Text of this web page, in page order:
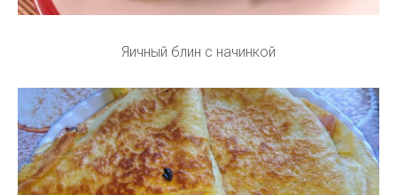
Яичный блин с начинкой